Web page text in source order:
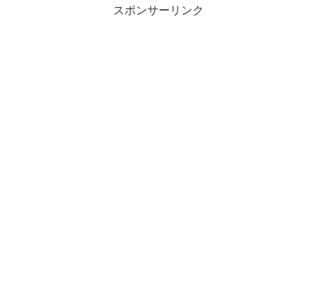
スポンサーリンク